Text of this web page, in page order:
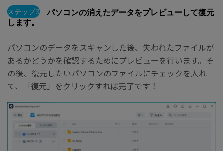
ステップ3
パソコンの消えたデータをプレビューして復元
します。
パソコンのデータをスキャンした後、失われたファイルが
あるかどうかを確認するためにプレビューを行います。そ
の後、復元したいパソコンのファイルにチェックを入れ
て、「復元」をクリックすれば完了です！